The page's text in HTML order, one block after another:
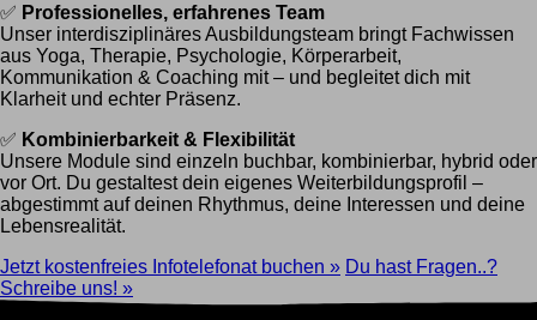
✅ Professionelles, erfahrenes Team
Unser interdisziplinäres Ausbildungsteam bringt Fachwissen
aus Yoga, Therapie, Psychologie, Körperarbeit,
Kommunikation & Coaching mit – und begleitet dich mit
Klarheit und echter Präsenz.
✅ Kombinierbarkeit & Flexibilität
Unsere Module sind einzeln buchbar, kombinierbar, hybrid oder
vor Ort. Du gestaltest dein eigenes Weiterbildungsprofil –
abgestimmt auf deinen Rhythmus, deine Interessen und deine
Lebensrealität.
Jetzt kostenfreies Infotelefonat buchen » Du hast Fragen..?
Schreibe uns! »